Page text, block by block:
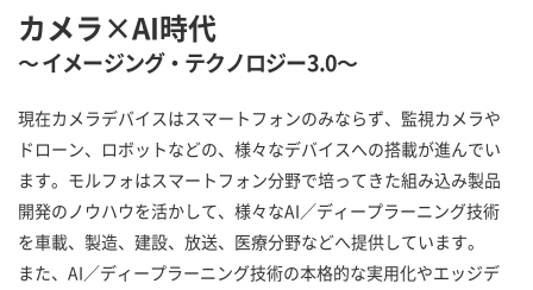
カメラ×AI時代
～ イメージング・テクノロジー3.0～
現在カメラデバイスはスマートフォンのみならず、監視カメラや
ドローン、ロボットなどの、様々なデバイスへの搭載が進んでい
ます。モルフォはスマートフォン分野で培ってきた組み込み製品
開発のノウハウを活かして、様々なAI／ディープラーニング技術
を車載、製造、建設、放送、医療分野などへ提供しています。
また、AI／ディープラーニング技術の本格的な実用化やエッジデ